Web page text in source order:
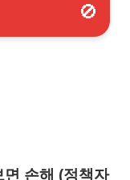
🚫
손해 (정책자